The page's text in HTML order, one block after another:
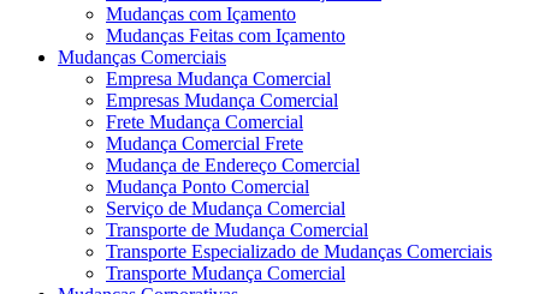
Mudanças com Içamento
Mudanças Feitas com Içamento
Mudanças Comerciais
Empresa Mudança Comercial
Empresas Mudança Comercial
Frete Mudança Comercial
Mudança Comercial Frete
Mudança de Endereço Comercial
Mudança Ponto Comercial
Serviço de Mudança Comercial
Transporte de Mudança Comercial
Transporte Especializado de Mudanças Comerciais
Transporte Mudança Comercial